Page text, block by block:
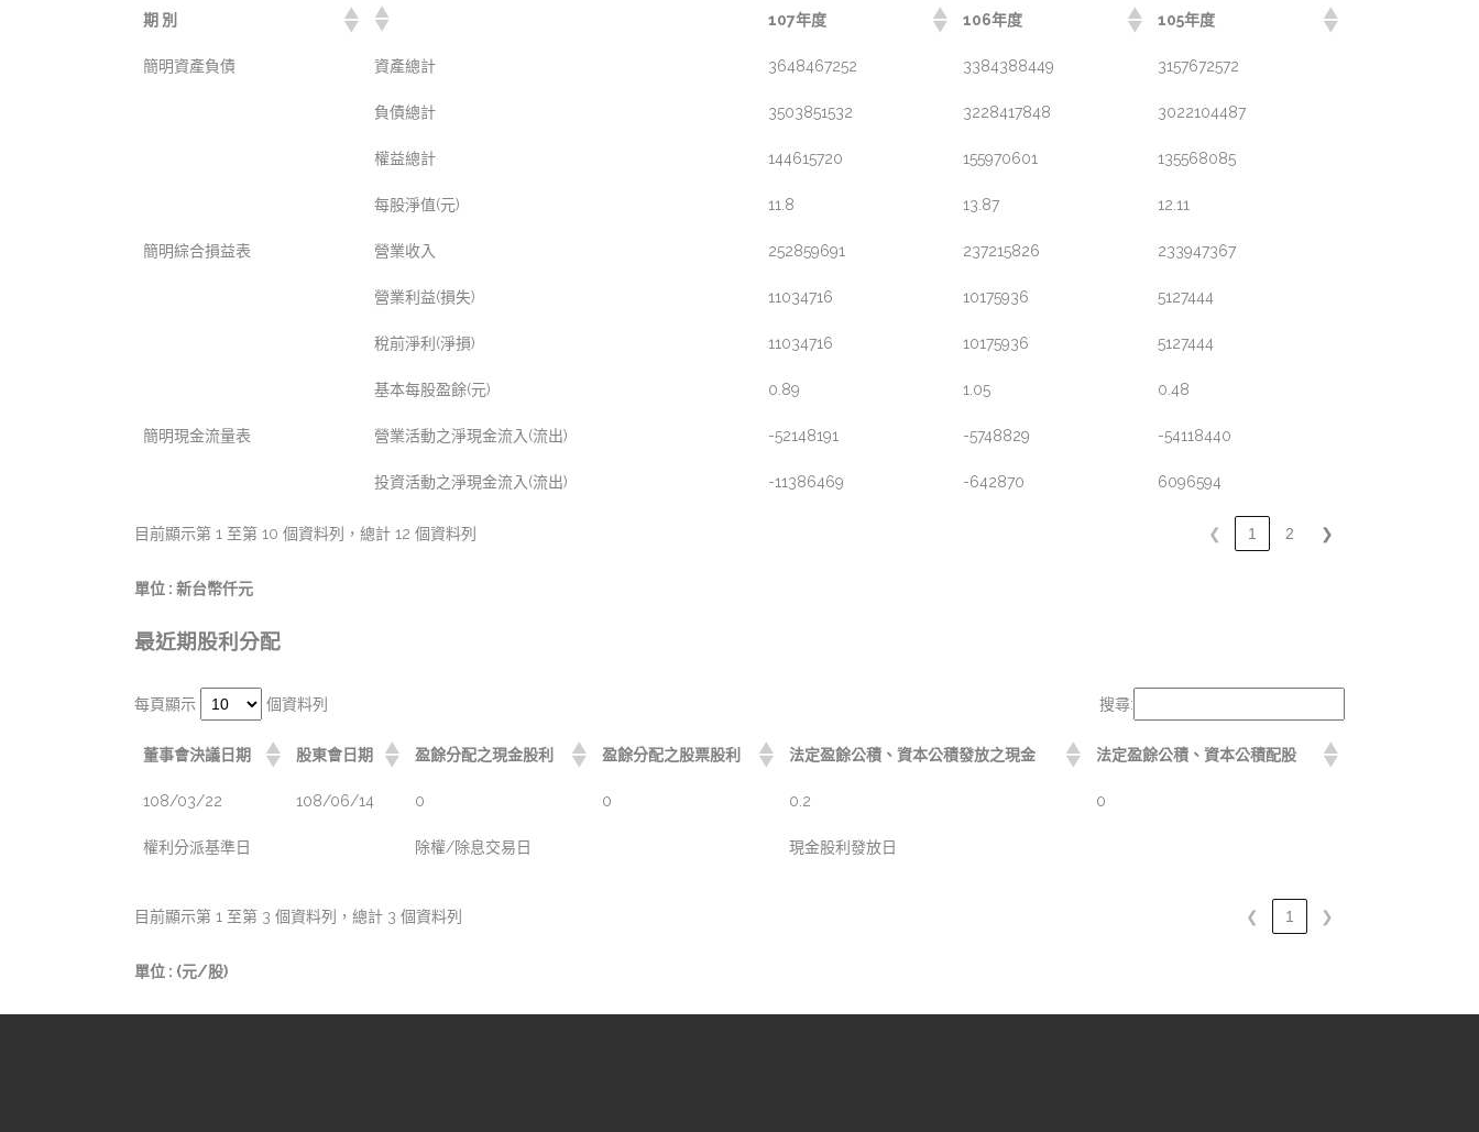
期 別 107年度 106年度 105年度
簡明資產負債 資產總計 3648467252 3384388449 3157672572
負債總計 3503851532 3228417848 3022104487
權益總計 144615720 155970601 135568085
每股淨值(元) 11.8 13.87 12.11
簡明綜合損益表 營業收入 252859691 237215826 233947367
營業利益(損失) 11034716 10175936 5127444
稅前淨利(淨損) 11034716 10175936 5127444
基本每股盈餘(元) 0.89 1.05 0.48
簡明現金流量表 營業活動之淨現金流入(流出) -52148191 -5748829 -54118440
投資活動之淨現金流入(流出) -11386469 -642870 6096594
目前顯示第 1 至第 10 個資料列，總計 12 個資料列 ❮ 1 2 ❯
單位 : 新台幣仟元
最近期股利分配
每頁顯示 個資料列 搜尋:
董事會決議日期 股東會日期 盈餘分配之現金股利 盈餘分配之股票股利 法定盈餘公積、資本公積發放之現金 法定盈餘公積、資本公積配股
108/03/22 108/06/14 0 0 0.2 0
權利分派基準日 除權/除息交易日 現金股利發放日
目前顯示第 1 至第 3 個資料列，總計 3 個資料列 ❮ 1 ❯
單位 : (元/股)